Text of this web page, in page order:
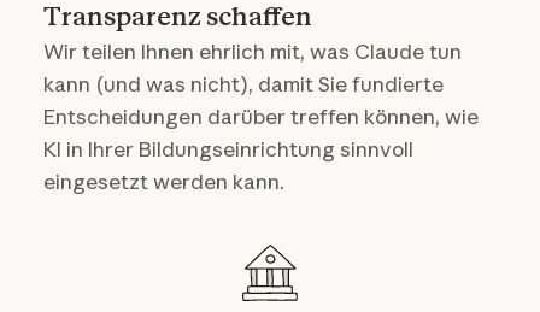
Transparenz schaffen
Wir teilen Ihnen ehrlich mit, was Claude tun
kann (und was nicht), damit Sie fundierte
Entscheidungen darüber treffen können, wie
KI in Ihrer Bildungseinrichtung sinnvoll
eingesetzt werden kann.